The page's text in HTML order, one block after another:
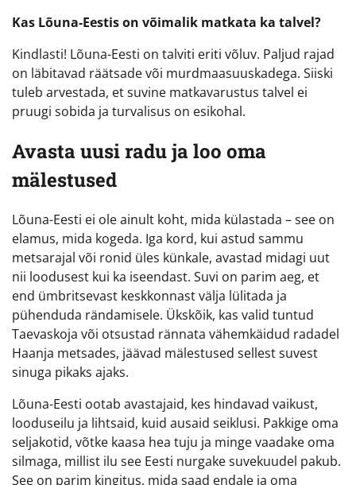
Kas Lõuna-Eestis on võimalik matkata ka talvel?
Kindlasti! Lõuna-Eesti on talviti eriti võluv. Paljud rajad
on läbitavad räätsade või murdmaasuuskadega. Siiski
tuleb arvestada, et suvine matkavarustus talvel ei
pruugi sobida ja turvalisus on esikohal.
Avasta uusi radu ja loo oma
mälestused
Lõuna-Eesti ei ole ainult koht, mida külastada – see on
elamus, mida kogeda. Iga kord, kui astud sammu
metsarajal või ronid üles künkale, avastad midagi uut
nii loodusest kui ka iseendast. Suvi on parim aeg, et
end ümbritsevast keskkonnast välja lülitada ja
pühenduda rändamisele. Ükskõik, kas valid tuntud
Taevaskoja või otsustad rännata vähemkäidud radadel
Haanja metsades, jäävad mälestused sellest suvest
sinuga pikaks ajaks.
Lõuna-Eesti ootab avastajaid, kes hindavad vaikust,
looduseilu ja lihtsaid, kuid ausaid seiklusi. Pakkige oma
seljakotid, võtke kaasa hea tuju ja minge vaadake oma
silmaga, millist ilu see Eesti nurgake suvekuudel pakub.
See on parim kingitus, mida saad endale ja oma